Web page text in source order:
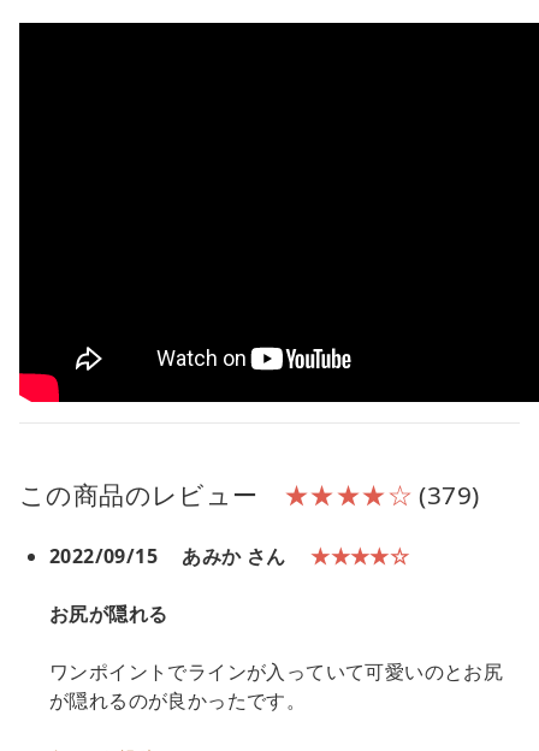
この商品のレビュー ★★★★☆(379)
2022/09/15 あみか さん ★★★★☆
お尻が隠れる
ワンポイントでラインが入っていて可愛いのとお尻
が隠れるのが良かったです。